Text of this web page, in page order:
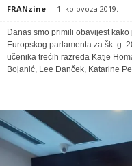
FRANzine - 1. kolovoza 2019.
Danas smo primili obavijest
Europskog parlamenta za šk. g.
učenika trećih razreda Katje
Bojanić, Lee Danček, Katarine